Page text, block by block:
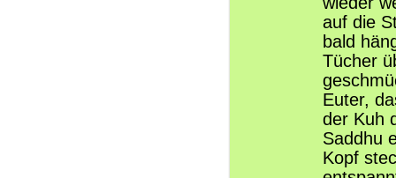
auf die
bald
Tücher
Euter,
der Kuh
Saddhu
Kopf